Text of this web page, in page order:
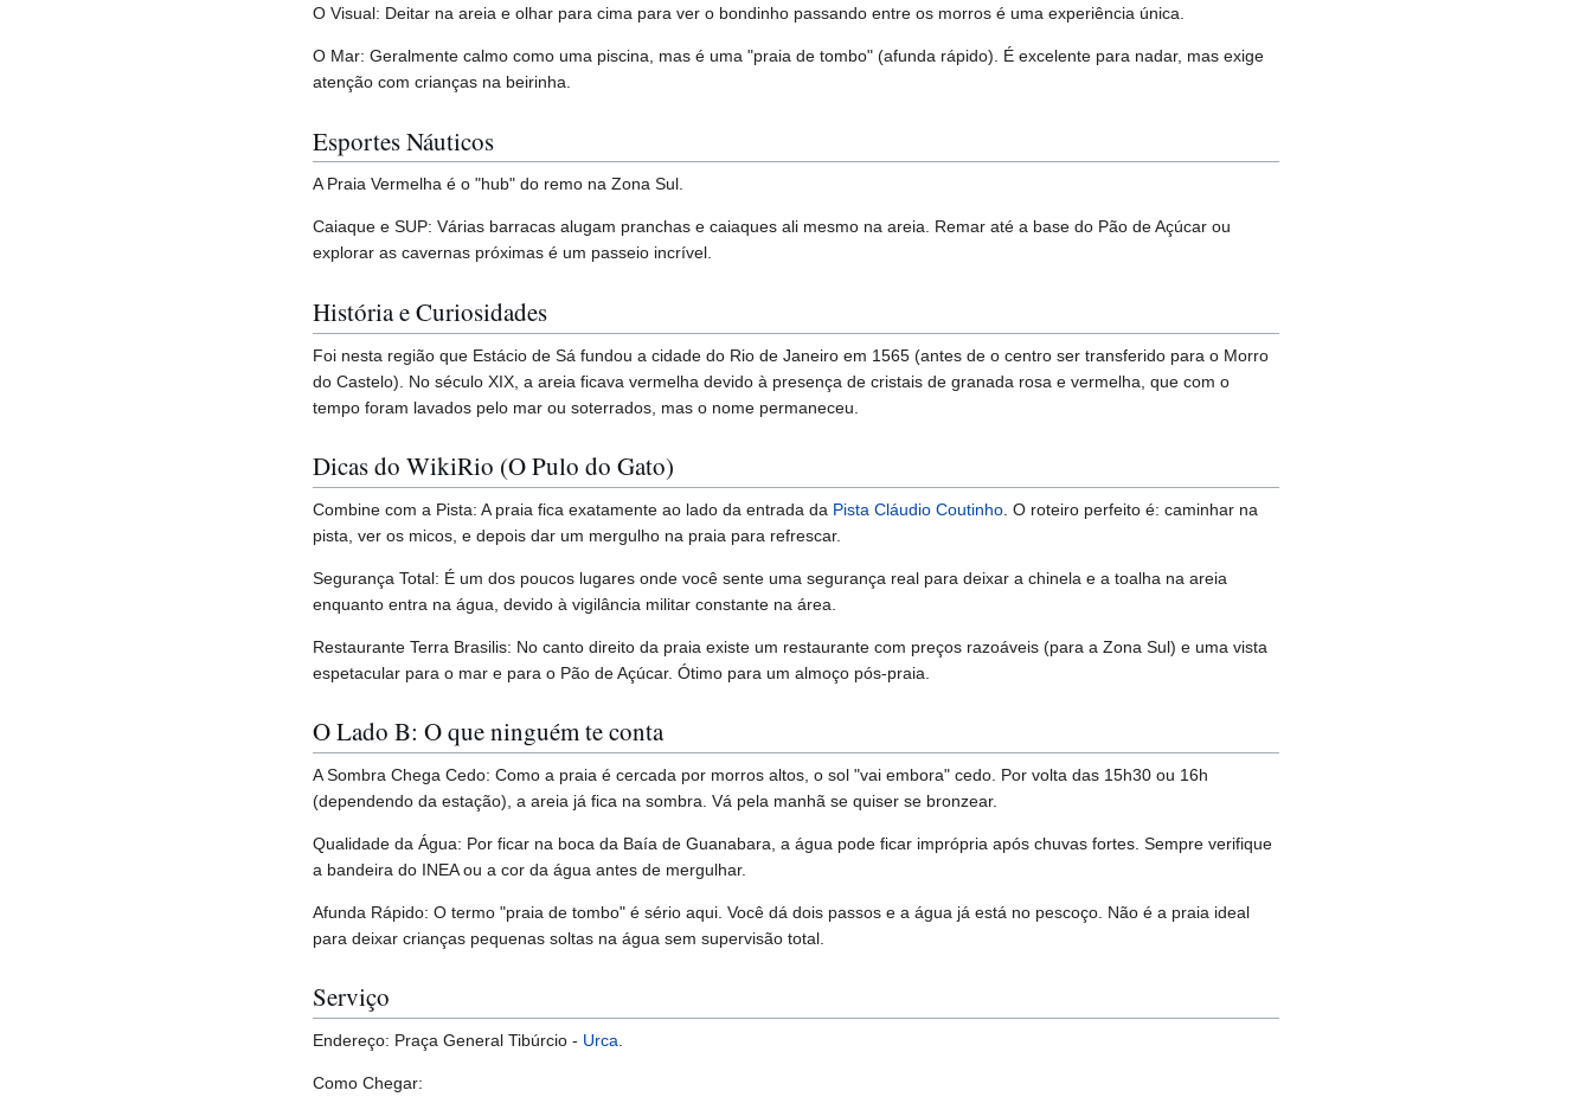
O Visual: Deitar na areia e olhar para cima para ver o bondinho passando entre os morros é uma experiência única.
O Mar: Geralmente calmo como uma piscina, mas é uma "praia de tombo" (afunda rápido). É excelente para nadar, mas exige
atenção com crianças na beirinha.
Esportes Náuticos
A Praia Vermelha é o "hub" do remo na Zona Sul.
Caiaque e SUP: Várias barracas alugam pranchas e caiaques ali mesmo na areia. Remar até a base do Pão de Açúcar ou
explorar as cavernas próximas é um passeio incrível.
História e Curiosidades
Foi nesta região que Estácio de Sá fundou a cidade do Rio de Janeiro em 1565 (antes de o centro ser transferido para o Morro
do Castelo). No século XIX, a areia ficava vermelha devido à presença de cristais de granada rosa e vermelha, que com o
tempo foram lavados pelo mar ou soterrados, mas o nome permaneceu.
Dicas do WikiRio (O Pulo do Gato)
Combine com a Pista: A praia fica exatamente ao lado da entrada da Pista Cláudio Coutinho . O roteiro perfeito é: caminhar na
pista, ver os micos, e depois dar um mergulho na praia para refrescar.
Segurança Total: É um dos poucos lugares onde você sente uma segurança real para deixar a chinela e a toalha na areia
enquanto entra na água, devido à vigilância militar constante na área.
Restaurante Terra Brasilis: No canto direito da praia existe um restaurante com preços razoáveis (para a Zona Sul) e uma vista
espetacular para o mar e para o Pão de Açúcar. Ótimo para um almoço pós-praia.
O Lado B: O que ninguém te conta
A Sombra Chega Cedo: Como a praia é cercada por morros altos, o sol "vai embora" cedo. Por volta das 15h30 ou 16h
(dependendo da estação), a areia já fica na sombra. Vá pela manhã se quiser se bronzear.
Qualidade da Água: Por ficar na boca da Baía de Guanabara, a água pode ficar imprópria após chuvas fortes. Sempre verifique
a bandeira do INEA ou a cor da água antes de mergulhar.
Afunda Rápido: O termo "praia de tombo" é sério aqui. Você dá dois passos e a água já está no pescoço. Não é a praia ideal
para deixar crianças pequenas soltas na água sem supervisão total.
Serviço
Endereço: Praça General Tibúrcio - Urca
Como Chegar: